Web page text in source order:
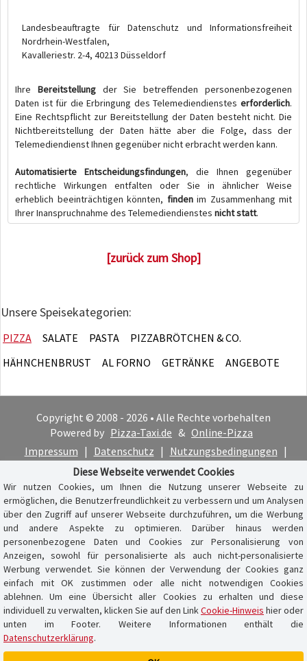
Landesbeauftragte für Datenschutz und Informationsfreiheit
Nordrhein-Westfalen,
Kavalleriestr. 2-4, 40213 Düsseldorf
Ihre Bereitstellungder Sie betreffenden personenbezogenen
Daten ist für die Erbringung des Telemediendienstes erforderlich.
Eine Rechtspflicht zur Bereitstellung der Daten besteht nicht. Die
Nichtbereitstellung der Daten hätte aber die Folge, dass der
Telemediendienst Ihnen gegenüber nicht erbracht werden kann.
Automatisierte Entscheidungsfindungen, die Ihnen gegenüber
rechtliche Wirkungen entfalten oder Sie in ähnlicher Weise
erheblich beeinträchtigen könnten, findenim Zusammenhang mit
Ihrer Inanspruchnahme des Telemediendienstes nicht statt.
[zurück zum Shop]
Unsere Speisekategorien:
PIZZA SALATE PASTA
PIZZABRÖTCHEN & CO.
HÄHNCHENBRUST
AL FORNO GETRÄNKE ANGEBOTE
Copyright © 2008 - 2026 • Alle Rechte vorbehalten
Powered by Pizza-Taxi.de & Online-Pizza
Impressum | Datenschutz | Nutzungsbedingungen |
Cookie-Hinweis
Diese Webseite verwendet Cookies
Wir nutzen Cookies, um Ihnen die Nutzung unserer Webseite zu
ermöglichen, die Benutzerfreundlichkeit zu verbessern und um Analysen
über den Zugriff auf unserer Webseite durchzuführen, um die Werbung
und andere Aspekte zu optimieren. Darüber hinaus werden
personenbezogene Daten und Cookies zur Personalisierung von
Anzeigen, sowohl für personalisierte als auch nicht-personalisierte
Werbung verwendet. Sie können der Verwendung der Cookies ganz
einfach mit OK zustimmen oder alle nicht notwendigen Cookies
ablehnen. Um eine Übersicht aller Cookies zu erhalten und diese
individuell zu verwalten, klicken Sie auf den LinkCookie-Hinweis hier oder
unten im Footer. Weitere Informationen enthält die
Datenschutzerklärung.